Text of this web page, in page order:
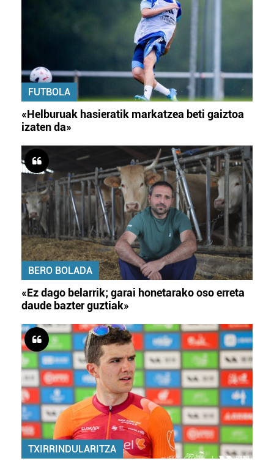
FUTBOLA
«Helburuak hasieratik markatzea beti gaiztoa
izaten da»
BERO BOLADA
«Ez dago belarrik; garai honetarako oso erreta
daude bazter guztiak»
TXIRRINDULARITZA